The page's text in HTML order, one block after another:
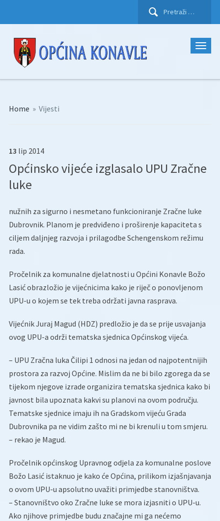
Pretraži:
Home » Vijesti
13 lip 2014
Općinsko vijeće izglasalo UPU Zračne
luke
nužnih za sigurno i nesmetano funkcioniranje Zračne luke
Dubrovnik. Planom je predviđeno i proširenje kapaciteta s
ciljem daljnjeg razvoja i prilagodbe Schengenskom režimu
rada.
Pročelnik za komunalne djelatnosti u Općini Konavle Božo
Lasić obrazložio je vijećnicima kako je riječ o ponovljenom
UPU-u o kojem se tek treba održati javna rasprava.
Vijećnik Juraj Magud (HDZ) predložio je da se prije usvajanja
ovog UPU-a održi tematska sjednica Općinskog vijeća.
– UPU Zračna luka Čilipi 1 odnosi na jedan od najpotentnijih
prostora za razvoj Općine. Mislim da ne bi bilo zgorega da se
tijekom njegove izrade organizira tematska sjednica kako bi
javnost bila upoznata kakvi su planovi na ovom području.
Tematske sjednice imaju ih na Gradskom vijeću Grada
Dubrovnika pa ne vidim zašto mi ne bi krenuli u tom smjeru.
– rekao je Magud.
Pročelnik općinskog Upravnog odjela za komunalne poslove
Božo Lasić istaknuo je kako će Općina, prilikom izjašnjavanja
o ovom UPU-u apsolutno uvažiti primjedbe stanovništva.
– Stanovništvo oko Zračne luke se mora izjasniti o UPU-u.
Ako njihove primjedbe budu značajne mi ga nećemo